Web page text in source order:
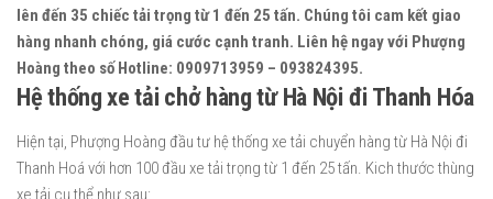
lên đến 35 chiếc tải trọng từ 1 đến 25 tấn. Chúng tôi cam kết giao
hàng nhanh chóng, giá cước cạnh tranh. Liên hệ ngay với Phượng
Hoàng theo số Hotline: 0909713959 – 093824395.
Hệ thống xe tải chở hàng từ Hà Nội đi Thanh Hóa
Hiện tại, Phượng Hoàng đầu tư hệ thống xe tải chuyển hàng từ Hà Nội đi
Thanh Hoá với hơn 100 đầu xe tải trọng từ 1 đến 25 tấn. Kich thước thùng
xe tải cụ thể như sau: